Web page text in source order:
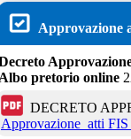
Approvazione
pretorio online
DECRETO
Approvazione_atti